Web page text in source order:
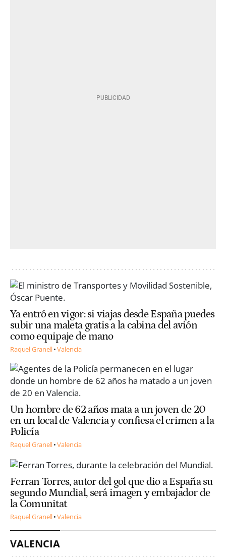
Ya entró en vigor: si viajas desde España puedes
subir una maleta gratis a la cabina del avión
como equipaje de mano
Raquel Granell Valencia
Un hombre de 62 años mata a un joven de 20
en un local de Valencia y confiesa el crimen a la
Policía
Raquel Granell Valencia
Ferran Torres, autor del gol que dio a España su
segundo Mundial, será imagen y embajador de
la Comunitat
Raquel Granell Valencia
VALENCIA